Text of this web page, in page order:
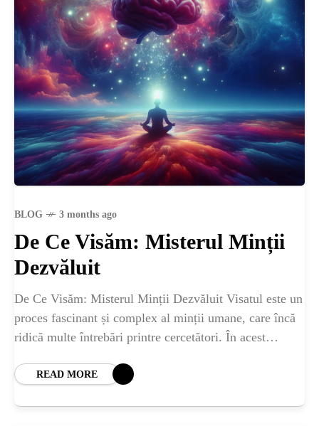
BLOG 3 months ago
De Ce Visăm: Misterul Minții
Dezvăluit
De Ce Visăm: Misterul Minții Dezvăluit Visatul este un
proces fascinant și complex al minții umane, care încă
ridică multe întrebări printre cercetători. În acest
READ MORE